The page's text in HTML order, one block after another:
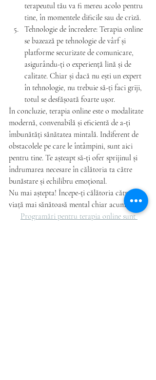
terapeutul tău va fi mereu acolo pentru
tine, în momentele dificile sau de criză.
Tehnologie de încredere: Terapia online
se bazează pe tehnologie de vârf și
platforme securizate de comunicare,
asigurându-ți o experiență lină și de
calitate. Chiar și dacă nu ești un expert
în tehnologie, nu trebuie să-ți faci griji,
totul se desfășoată foarte ușor.
În concluzie, terapia online este o modalitate
modernă, convenabilă și eficientă de a-ți
îmbunătăți sănătatea mintală. Indiferent de
obstacolele pe care le întâmpini, sunt aici
pentru tine. Te așteapt să-ți ofer sprijinul și
îndrumarea necesare în călătoria ta către
bunăstare și echilibru emoțional.
Nu mai aștepta! Începe-ți călătoria către o
viață mai sănătoasă mental chiar acum.
Programări pentru terapia online sunt